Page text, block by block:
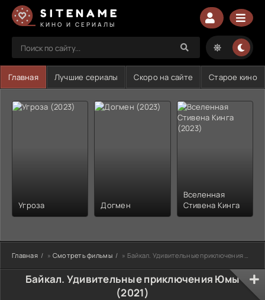
SITENAME
КИНО И СЕРИАЛЫ
Главная Лучшие сериалы Скоро на сайте Старое кино
Угроза Догмен
Вселенная
Стивена Кинга
Главная » Смотреть фильмы » Байкал. Удивительные приключения Юмы (2021)
Байкал. Удивительные приключения Юмы
(2021)